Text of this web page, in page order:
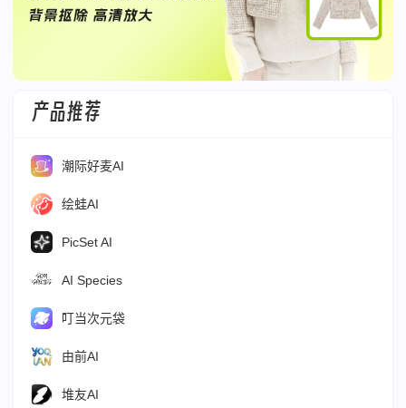
产品推荐
潮际好麦AI
绘蛙AI
PicSet AI
AI Species
叮当次元袋
由前AI
堆友AI